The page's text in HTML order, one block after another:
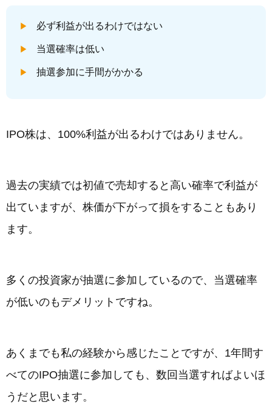
必ず利益が出るわけではない
当選確率は低い
抽選参加に手間がかかる
IPO株は、100%利益が出るわけではありません。
過去の実績では初値で売却すると高い確率で利益が
出ていますが、株価が下がって損をすることもあり
ます。
多くの投資家が抽選に参加しているので、当選確率
が低いのもデメリットですね。
あくまでも私の経験から感じたことですが、1年間す
べてのIPO抽選に参加しても、数回当選すればよいほ
うだと思います。